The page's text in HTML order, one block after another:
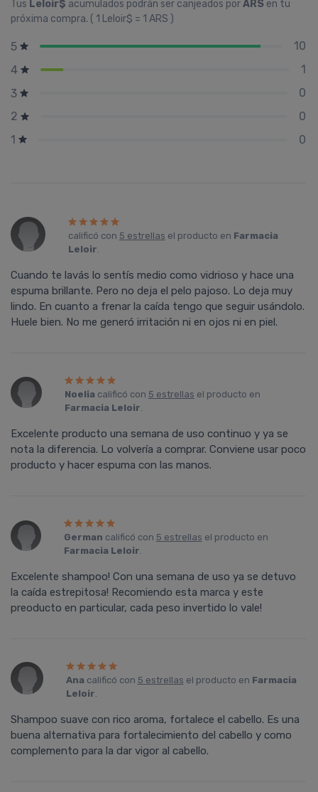
Tus Leloir$ acumulados podrán ser canjeados porARS en tu
próxima compra. ( 1 Leloir$ = 1 ARS )
5
10
4
1
3
0
2
0
1
0
calificó con 5 estrellas el producto en Farmacia
Leloir.
Cuando te lavás lo sentís medio como vidrioso y hace una
espuma brillante. Pero no deja el pelo pajoso. Lo deja muy
lindo. En cuanto a frenar la caída tengo que seguir usándolo.
Huele bien. No me generó irritación ni en ojos ni en piel.
Noelia calificó con 5 estrellas el producto en
Farmacia Leloir.
Excelente producto una semana de uso continuo y ya se
nota la diferencia. Lo volvería a comprar. Conviene usar poco
producto y hacer espuma con las manos.
German calificó con 5 estrellas el producto en
Farmacia Leloir.
Excelente shampoo! Con una semana de uso ya se detuvo
la caída estrepitosa! Recomiendo esta marca y este
preoducto en particular, cada peso invertido lo vale!
Ana calificó con 5 estrellas el producto en Farmacia
Leloir.
Shampoo suave con rico aroma, fortalece el cabello. Es una
buena alternativa para fortalecimiento del cabello y como
complemento para la dar vigor al cabello.